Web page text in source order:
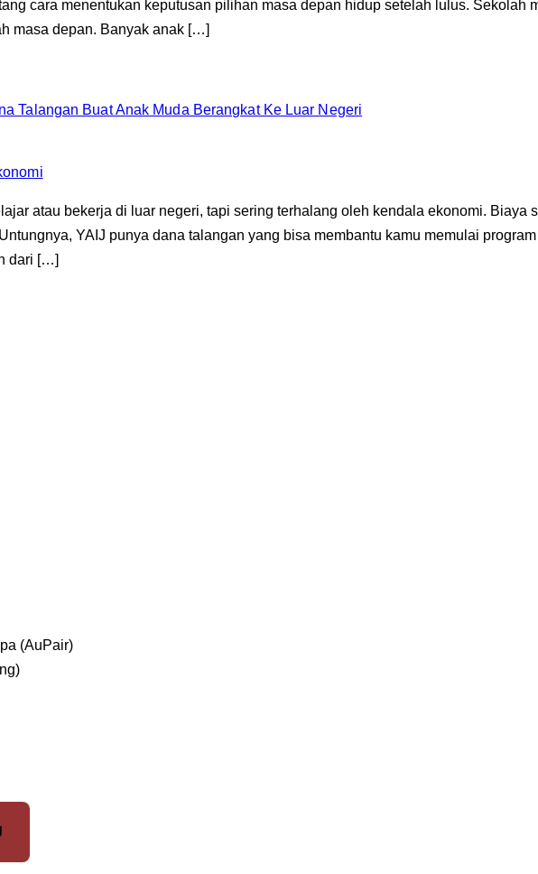
cara menentukan keputusan pilihan masa depan hidup setelah lulus.
masa depan. Banyak anak […]
Talangan Buat Anak Muda Berangkat Ke Luar Negeri
atau bekerja di luar negeri, tapi sering terhalang oleh kendala ekonomi.
YAIJ punya dana talangan yang bisa membantu kamu memulai
dari […]
(AuPair)